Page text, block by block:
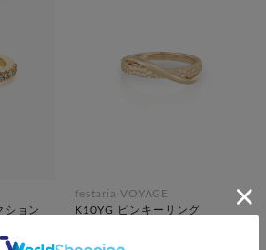
ション
ド＞
festaria VOYAGE
K10YG ピンキーリング